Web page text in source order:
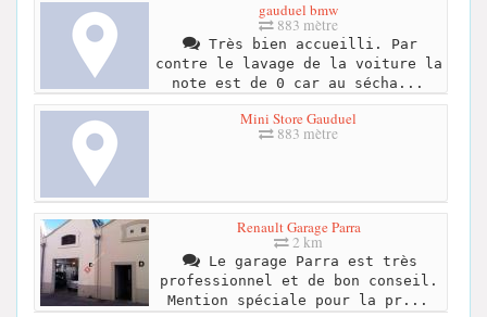
gauduel bmw
883 mètre
Très bien accueilli. Par
contre le lavage de la voiture la
note est de 0 car au sécha...
Mini Store Gauduel
883 mètre
Renault Garage Parra
2 km
Le garage Parra est très
professionnel et de bon conseil.
Mention spéciale pour la pr...